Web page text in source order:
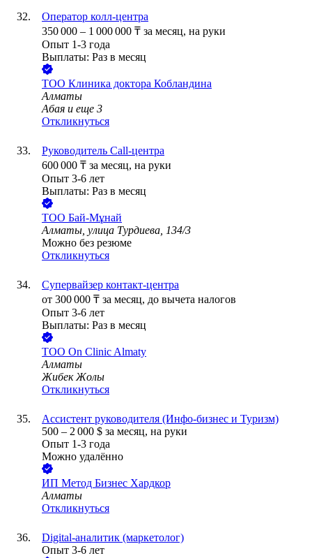
Оператор колл-центра
350 000 – 1 000 000 ₸ за месяц, на руки
Опыт 1-3 года
Выплаты: Раз в месяц
ТОО Клиника доктора Кобландина
Алматы
Абая и еще 3
Откликнуться
Руководитель Call-центра
600 000 ₸ за месяц, на руки
Опыт 3-6 лет
Выплаты: Раз в месяц
ТОО Бай-Мұнай
Алматы, улица Турдиева, 134/3
Можно без резюме
Откликнуться
Супервайзер контакт-центра
от 300 000 ₸ за месяц, до вычета налогов
Опыт 3-6 лет
Выплаты: Раз в месяц
ТОО On Clinic Almaty
Алматы
Жибек Жолы
Откликнуться
Ассистент руководителя (Инфо-бизнес и Туризм)
500 – 2 000 $ за месяц, на руки
Опыт 1-3 года
Можно удалённо
ИП Метод Бизнес Хардкор
Алматы
Откликнуться
Digital-аналитик (маркетолог)
Опыт 3-6 лет